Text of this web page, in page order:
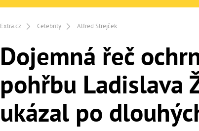
Extra.cz Celebrity Alfred Strejček
Dojemná řeč
pohřbu Ladislava
ukázal po